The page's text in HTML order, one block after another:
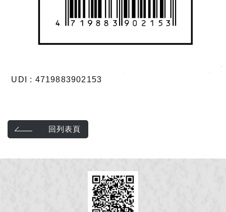
UDI : 4719883902153
回列表頁